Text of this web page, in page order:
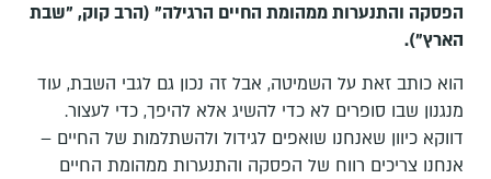
הפסקה והתנערות ממהומת החיים הרגילה" (הרב קוק, "שבת
הארץ").
הוא כותב זאת על השמיטה, אבל זה נכון גם לגבי השבת, עוד
מנגנון שבו סופרים לא כדי להשיג אלא להיפך, כדי לעצור.
דווקא כיוון שאנחנו שואפים לגידול ולהשתלמות של החיים –
אנחנו צריכים רווח של הפסקה והתנערות ממהומת החיים